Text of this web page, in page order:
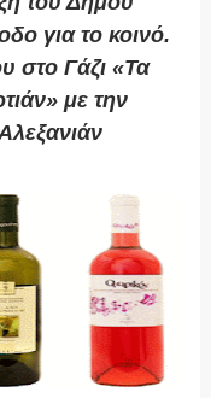
για το κοινό.
στο Γάζι «Τα
με την